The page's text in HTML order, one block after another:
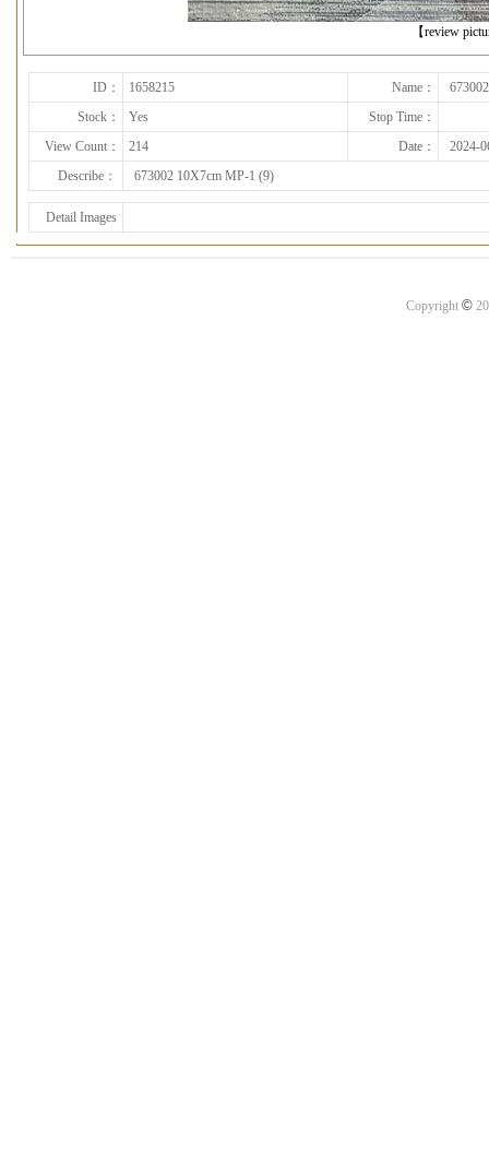
【review
ID： 1658215 Name：
Stock：
Yes
Stop Time：
View Count：
214 Date：
2024-
Describe：
673002 10X7cm MP-1 (9)
Detail Images
Copyright ©